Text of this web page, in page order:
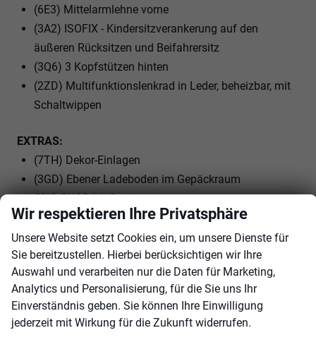
(6E3) Mittelarmlehne vorne
(3A2) ISOFIX - Kindersitzverankerung auf den
äußeren Rücksitzen und Beifahrersitz
(3Q6) 3 Kopfstützen hinten
(2ZD) Multifunktionslenkrad in Leder, beheizbar, mit
Schaltwippen
EXTRAS:
(7TH) Dekor-Einlagen
(3GD) Ebener Ladeboden im Gepäckraum
(I8U) SKODA Infotainment
(7J1) volldigitales Kombiinstrument (virtual Cockpit)
(8IT) LED- Hauptscheinwerfer
(8VN) LED-SBBR-Leuchte, Fahrtrichtungsanzeiger
animiert, spezielles Styling
(WIH) LIGHT and VIEW
(CF1) 4 Leichtmetallräder 6 J x 16 Zoll ""Orion""
(3S2) Dachreling schwarz
Wir respektieren Ihre Privatsphäre
Unsere Website setzt Cookies ein, um unsere Dienste für
Sie bereitzustellen. Hierbei berücksichtigen wir Ihre
Auswahl und verarbeiten nur die Daten für Marketing,
Analytics und Personalisierung, für die Sie uns Ihr
Einverständnis geben. Sie können Ihre Einwilligung
jederzeit mit Wirkung für die Zukunft widerrufen.